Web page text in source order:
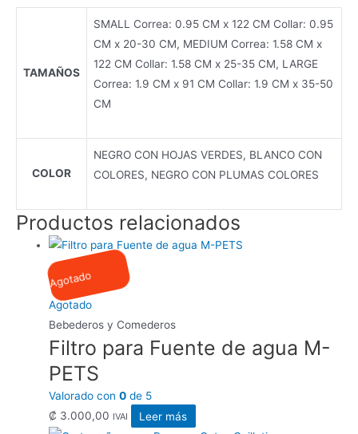
TAMAÑOS
SMALL Correa: 0.95 CM x 122 CM Collar: 0.95
CM x 20-30 CM, MEDIUM Correa: 1.58 CM x
122 CM Collar: 1.58 CM x 25-35 CM, LARGE
Correa: 1.9 CM x 91 CM Collar: 1.9 CM x 35-50
CM
COLOR
NEGRO CON HOJAS VERDES, BLANCO CON
COLORES, NEGRO CON PLUMAS COLORES
Productos relacionados
Agotado
Agotado
Bebederos y Comederos
Filtro para Fuente de agua M-
PETS
Valorado con0 de 5
₡ 3.000,00 IVAI Leer más